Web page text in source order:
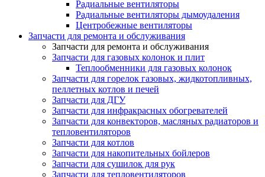
Радиальные вентиляторы
Радиальные вентиляторы дымоудаления
Центробежные вентиляторы
Запчасти для ремонта и обслуживания
Запчасти для ремонта и обслуживания
Запчасти для газовых колонок и плит
Теплообменники для газовых колонок
Запчасти для горелок газовых, жидкотопливных,
пеллетных котлов и печей
Запчасти для ДГУ
Запчасти для инфракрасных обогревателей
Запчасти для конвекторов, масляных радиаторов и
тепловентиляторов
Запчасти для котлов
Запчасти для накопительных бойлеров
Запчасти для сушилок для рук
Запчасти для тепловентиляторов